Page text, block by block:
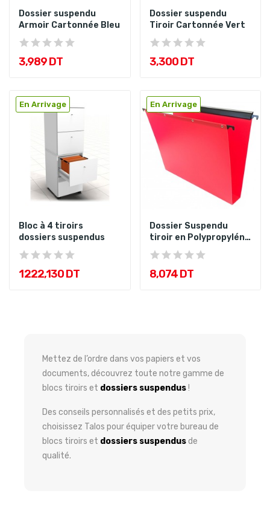
Dossier suspendu
Armoir Cartonnée Bleu
3,989 DT
Dossier suspendu
Tiroir Cartonnée Vert
3,300 DT
En Arrivage
Bloc à 4 tiroirs
dossiers suspendus
1 222,130 DT
En Arrivage
Dossier Suspendu
tiroir en Polypropyléne
Rouge
8,074 DT
Mettez de l’ordre dans vos papiers et vos
documents, découvrez toute notre gamme de
blocs tiroirs et dossiers suspendus!
Des conseils personnalisés et des petits prix,
choisissez Talos pour équiper votre bureau de
blocs tiroirs et dossiers suspendusde
qualité.